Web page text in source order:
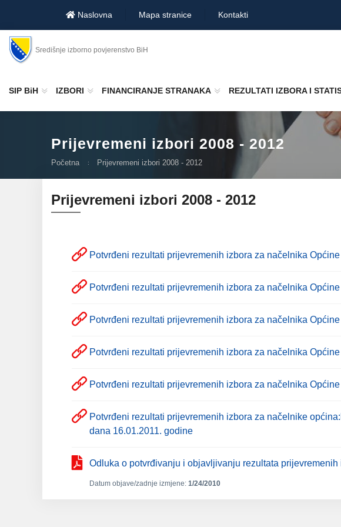
Naslovna Mapa stranice Kontakti
Središnje izborno povjerenstvo BiH
SIP BiH IZBORI FINANCIRANJE STRANAKA REZULTATI IZBORA I
Prijevremeni izbori 2008 - 2012
Početna Prijevremeni izbori 2008 - 2012
Prijevremeni izbori 2008 - 2012
Potvrđeni rezultati prijevremenih izbora za načelnika
Potvrđeni rezultati prijevremenih izbora za načelnika
Potvrđeni rezultati prijevremenih izbora za načelnika
Potvrđeni rezultati prijevremenih izbora za načelnika
Potvrđeni rezultati prijevremenih izbora za načelnika
Potvrđeni rezultati prijevremenih izbora za načelnike
dana 16.01.2011. godine
Odluka o potvrđivanju i objavljivanju rezultata
Datum objave/zadnje izmjene: 1/24/2010